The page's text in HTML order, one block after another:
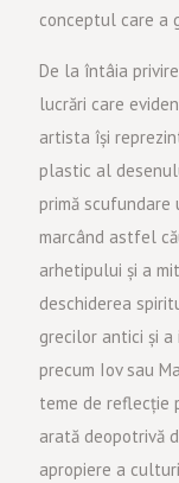
conceptul care a
De la întâia
lucrări care
artista își
plastic al
primă scufundare
marcând astfel
arhetipului și a
deschiderea
grecilor antici și
precum Iov sau
teme de reflecție
arată deopotrivă
apropiere a